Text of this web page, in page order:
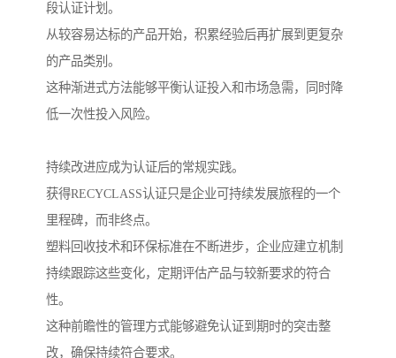
段认证计划。
从较容易达标的产品开始，积累经验后再扩展到更复杂
的产品类别。
这种渐进式方法能够平衡认证投入和市场急需，同时降
低一次性投入风险。
持续改进应成为认证后的常规实践。
获得RECYCLASS认证只是企业可持续发展旅程的一个
里程碑，而非终点。
塑料回收技术和环保标准在不断进步，企业应建立机制
持续跟踪这些变化，定期评估产品与较新要求的符合
性。
这种前瞻性的管理方式能够避免认证到期时的突击整
改，确保持续符合要求。